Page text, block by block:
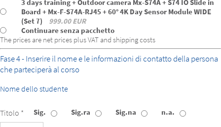
3 days training + Outdoor camera Mx-S74A + S74 IO Slide in
Board + Mx-F-S74A-RJ45 + 60° 4K Day Sensor Module WIDE
(Set 7)
999.00 EUR
Continuare senza pacchetto
The prices are net prices plus VAT and shipping costs
Fase 4 - Inserire il nome e le informazioni di contatto della persona
che parteciperà al corso
Nome dello studente
Titolo * Sig. Sig.ra Sig.na n.a.